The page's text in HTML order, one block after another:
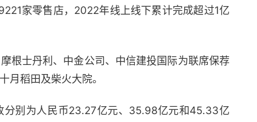
家零售店，2022年线上线下累计完成超过1亿
根士丹利、中金公司、中信建投国际为联席保荐
月稻田及柴火大院。
别为人民币23.27亿元、35.98亿元和45.33亿